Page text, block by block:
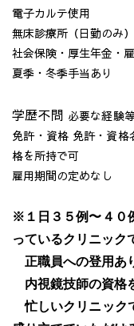
電子カルテ使用
無床診療所（日勤のみ）
社会保険・厚生年金・
夏季・冬季手当あり
学歴不問 必要な経験
免許・資格 免許・資
格を所持で可
雇用期間の定めなし
※１日３５例〜４０
っているクリニック
正職員への登用あ
内視鏡技師の資格
忙しいクリニック